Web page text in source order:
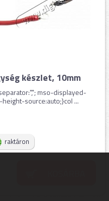
készlet, 10mm
mso-displayed-
source:auto;}col ...
raktáron